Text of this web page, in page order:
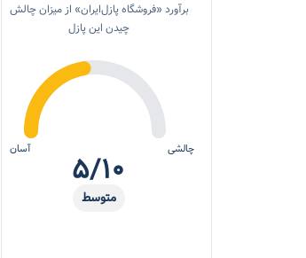
برآورد «فروشگاه پازل‌ایران» از میزان چالش
چیدن این پازل
آسان چالشی
۵/۱۰
متوسط